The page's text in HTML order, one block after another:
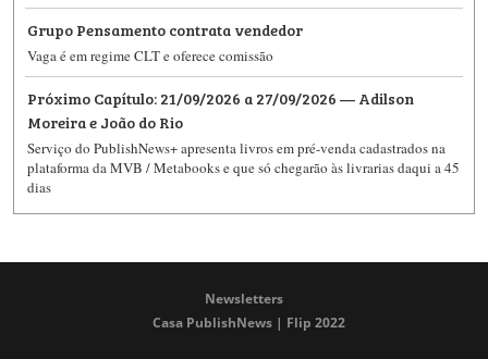
Grupo Pensamento contrata vendedor
Vaga é em regime CLT e oferece comissão
Próximo Capítulo: 21/09/2026 a 27/09/2026 — Adilson
Moreira e João do Rio
Serviço do PublishNews+ apresenta livros em pré-venda cadastrados na
plataforma da MVB / Metabooks e que só chegarão às livrarias daqui a 45
dias
Newsletters
Casa PublishNews | Flip 2022